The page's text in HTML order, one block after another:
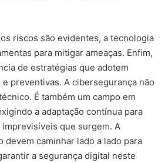
riscos são evidentes, a tecnologia
para mitigar ameaças. Enfim,
de estratégias que adotem
preventivas. A cibersegurança não
É também um campo em
a adaptação contínua para
que surgem. A
devem caminhar lado a lado para
a segurança digital neste